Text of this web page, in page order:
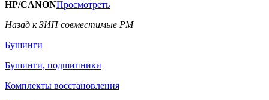
HP/CANONПросмотреть
Назад к ЗИП совместимые РМ
Бушинги
Бушинги, подшипники
Комплекты восстановления